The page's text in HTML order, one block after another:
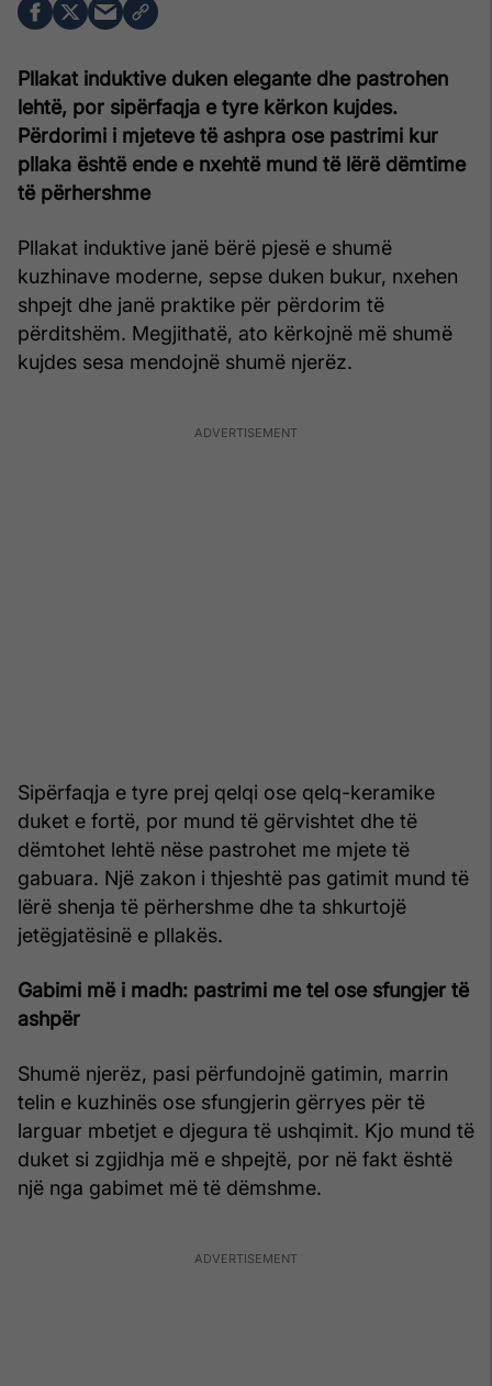
Pllakat induktive duken elegante dhe pastrohen
lehtë, por sipërfaqja e tyre kërkon kujdes.
Përdorimi i mjeteve të ashpra ose pastrimi kur
pllaka është ende e nxehtë mund të lërë dëmtime
të përhershme
Pllakat induktive janë bërë pjesë e shumë
kuzhinave moderne, sepse duken bukur, nxehen
shpejt dhe janë praktike për përdorim të
përditshëm. Megjithatë, ato kërkojnë më shumë
kujdes sesa mendojnë shumë njerëz.
Sipërfaqja e tyre prej qelqi ose qelq-keramike
duket e fortë, por mund të gërvishtet dhe të
dëmtohet lehtë nëse pastrohet me mjete të
gabuara. Një zakon i thjeshtë pas gatimit mund të
lërë shenja të përhershme dhe ta shkurtojë
jetëgjatësinë e pllakës.
Gabimi më i madh: pastrimi me tel ose sfungjer të
ashpër
Shumë njerëz, pasi përfundojnë gatimin, marrin
telin e kuzhinës ose sfungjerin gërryes për të
larguar mbetjet e djegura të ushqimit. Kjo mund të
duket si zgjidhja më e shpejtë, por në fakt është
një nga gabimet më të dëmshme.